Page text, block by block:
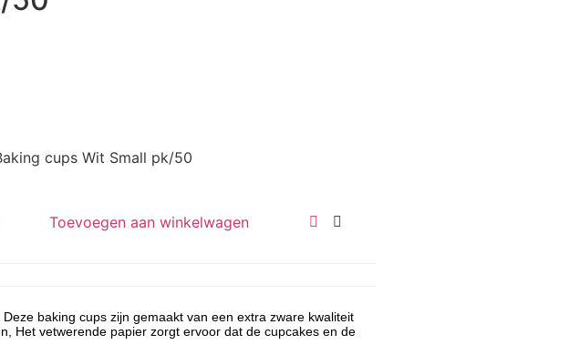
cups Wit Small pk/50
Toevoegen aan winkelwagen
baking cups zijn gemaakt van een extra zware kwaliteit
Het vetwerende papier zorgt ervoor dat de cupcakes en de